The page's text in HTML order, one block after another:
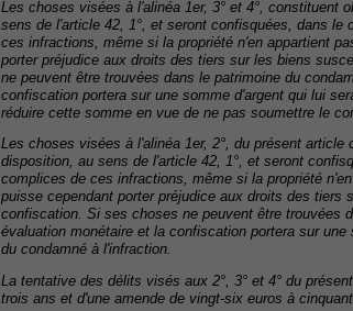
Les choses visées à l'alinéa 1er, 3° et 4°, constituent
sens de l'article 42, 1°, et seront confisquées, dans
ces infractions, même si la propriété n'en appartient
porter préjudice aux droits des tiers sur les biens
ne peuvent être trouvées dans le patrimoine du
confiscation portera sur une somme d'argent qui lui
réduire cette somme en vue de ne pas soumettre le
Les choses visées à l'alinéa 1er, 2°, du présent
disposition, au sens de l'article 42, 1°, et seront
complices de ces infractions, même si la propriété
puisse cependant porter préjudice aux droits des tiers
confiscation. Si ses choses ne peuvent être trouvées
évaluation monétaire et la confiscation portera sur
du condamné à l'infraction.
La tentative des délits visés aux 2°, 3° et 4° du
trois ans et d'une amende de vingt-six euros à